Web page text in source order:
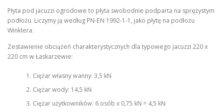
Płyta pod jacuzzi ogrodowe to płyta swobodnie podparta na sprężystym
podłożu. Liczymy ją według PN-EN 1992-1-1, jako płytę na podłożu
Winklera.
Zestawienie obciążeń charakterystycznych dla typowego jacuzzi 220 x
220 cm w Łaskarzewie:
Ciężar własny wanny: 3,5 kN
Ciężar wody: 14,5 kN
Ciężar użytkowników: 6 osób x 0,75 kN = 4,5 kN